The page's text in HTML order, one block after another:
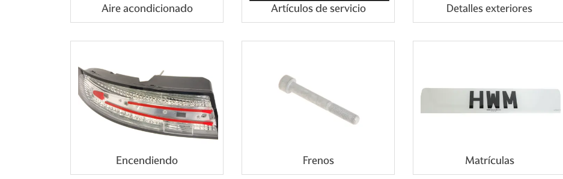
Aire acondicionado Artículos de servicio Detalles exteriores
Encendiendo Frenos Matrículas